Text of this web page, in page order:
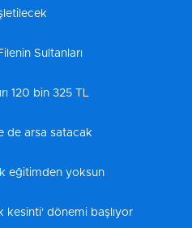
Sultanları
120 bin 325 TL
de arsa satacak
eğitimden yoksun
kesinti' dönemi başlıyor